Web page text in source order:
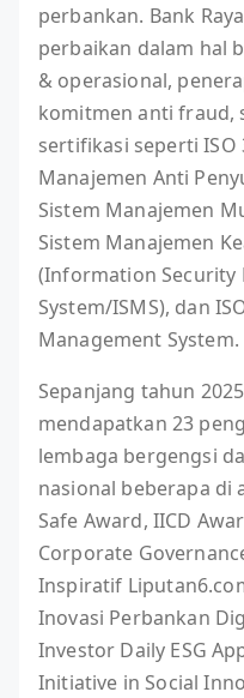
perbankan. Bank
perbaikan dalam hal
& operasional,
komitmen anti fraud,
sertifikasi seperti ISO
Manajemen Anti
Sistem Manajemen
Sistem Manajemen
(Information Security
System/ISMS), dan
Management System.
Sepanjang tahun
mendapatkan 23
lembaga bergengsi
nasional beberapa di
Safe Award, IICD
Corporate
Inspiratif
Inovasi Perbankan
Investor Daily ESG
Initiative in Social